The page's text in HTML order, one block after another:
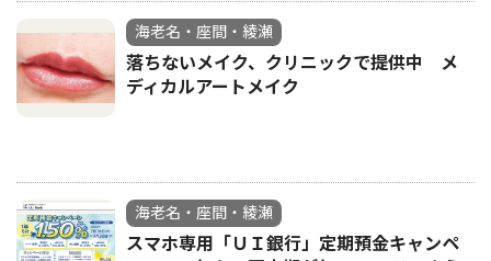
海老名・座間・綾瀬
落ちないメイク、クリニックで提供中 メ
ディカルアートメイク
海老名・座間・綾瀬
スマホ専用「ＵＩ銀行」定期預金キャンペ